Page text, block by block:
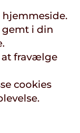
gemt i din
at fravælge
cookies